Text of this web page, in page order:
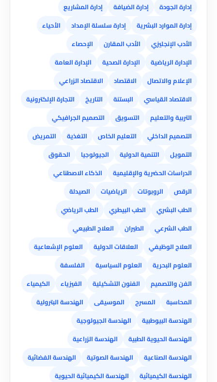
إدارة الجودة
إدارة الضيافة
إدارة المشاريع
إدارة الموارد البشرية
إدارة سلسلة الإمداد
الأحياء
الأدب الإنجليزي
الأدب المقارن
الإحصاء
الإدارة الرياضية
الإدارة الصحية
الإدارة العامة
الإعلام والاتصال
الاقتصاد
الاقتصاد الزراعي
الاقتصاد القياسي
البستنة التاريخ
التجارة الإلكترونية
التربية والتعليم
التسويق
التصميم الجرافيكي
التصميم الداخلي
التعليم الخاص التغذية
التمريض
التمويل
التنمية الدولية الجيولوجيا
الحقوق
الدراسات الحضرية والإقليمية
الذكاء الاصطناعي
الرقص
الروبوتات الرياضيات
الصيدلة
الطب البشري
الطب البيطري
الطب الرياضي
الطب الشرعي
الطيران
العلاج الطبيعي
العلاج الوظيفي
العلاقات الدولية
العلوم الإشعاعية
العلوم البحرية
العلوم السياسية
الفلسفة
الفن والتصميم
الفنون التشكيلية الفيزياء
الكيمياء
المحاسبة
المسرح الموسيقى
الهندسة البترولية
الهندسة البيوطبية
الهندسة الجيولوجية
الهندسة الحيوية الطبية
الهندسة الزراعية
الهندسة الصناعية
الهندسة الصوتية
الهندسة الفضائية
الهندسة الكيميائية
الهندسة الكيميائية الحيوية